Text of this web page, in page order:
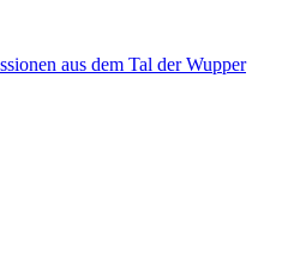
aus dem Tal der Wupper